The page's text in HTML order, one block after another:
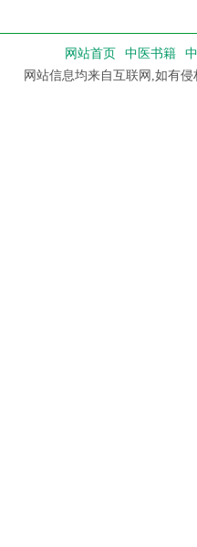
网站首页 中医书籍
网站信息均来自互联网,如有